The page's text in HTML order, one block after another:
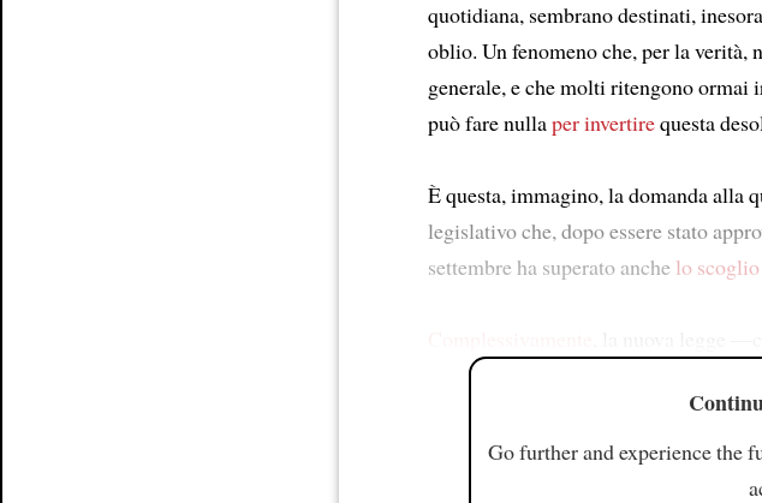
quotidiana, sembrano destinati,
oblio. Un fenomeno che, per la verità,
generale, e che molti ritengono ormai
può fare nullaper invertirequesta
È questa, immagino, la domanda alla
legislativo che, dopo essere stato
settembre ha superato anche lo scoglio
Go further and experience the